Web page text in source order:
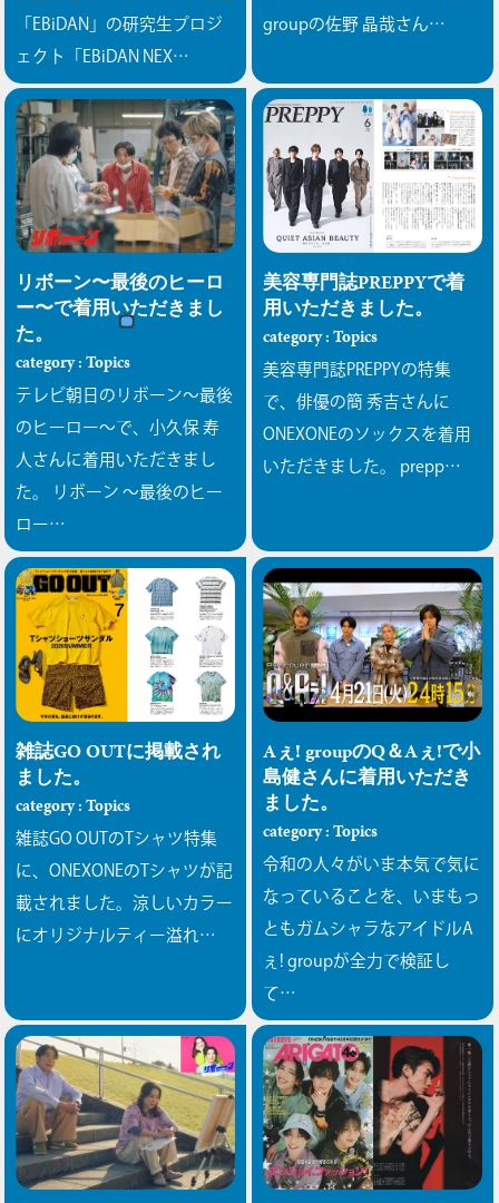
「EBiDAN」の研究生プロジ
ェクト「EBiDAN NEX…
groupの佐野 晶哉さん…
リボーン〜最後のヒーロ
ー〜で着用いただきまし
た。
category : Topics
テレビ朝日のリボーン〜最後
のヒーロー〜で、小久保 寿
人さんに着用いただきまし
た。
リボーン 〜最後のヒー
ロー…
美容専門誌PREPPYで着
用いただきました。
category : Topics
美容専門誌PREPPYの特集
で、俳優の簡 秀吉さんに
ONEXONEのソックスを着用
いただきました。 prepp…
雑誌GO OUTに掲載され
ました。
category : Topics
雑誌GO OUTのTシャツ特集
に、ONEXONEのTシャツが記
載されました。涼しいカラー
にオリジナルティー溢れ…
Aぇ! groupのQ＆Aぇ!で小
島健さんに着用いただき
ました。
category : Topics
令和の人々がいま本気で気に
なっていることを、いまもっ
ともガムシャラなアイドルA
ぇ! groupが全力で検証し
て…